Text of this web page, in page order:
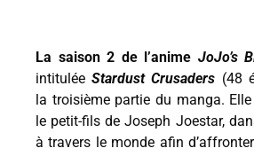
La saison 2 de l’anime JoJo’s
intituléeStardust Crusaders (48
la troisième partie du manga.
le petit-fils de Joseph Joestar,
à travers le monde afin